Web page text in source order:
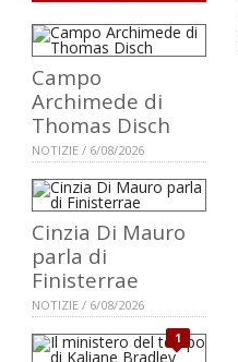
Campo
Archimede di
Thomas Disch
NOTIZIE / 6/08/2026
Cinzia Di Mauro
parla di
Finisterrae
NOTIZIE / 6/08/2026
1